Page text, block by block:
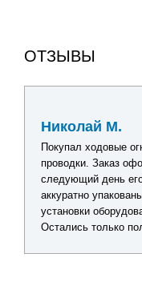
ОТЗЫВЫ
Павел Г.
Искал комплект
лодочной
по каждому товару,
решение без
действительно
получения заказа